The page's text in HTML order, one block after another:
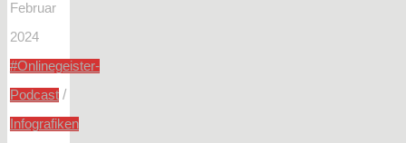
Februar
2024
#Onlinegeister-
Podcast/
Infografiken